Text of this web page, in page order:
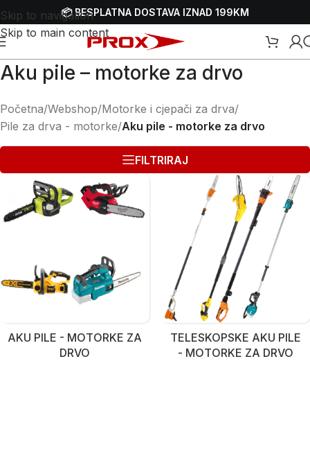
Skip to navigation
Skip to main content
📦 BESPLATNA DOSTAVA IZNAD 199KM
Aku pile – motorke za drvo
Početna/Webshop/Motorke i cjepači za drva/
Pile za drva - motorke/Aku pile - motorke za drvo
FILTRIRAJ
AKU PILE - MOTORKE ZA
DRVO
TELESKOPSKE AKU PILE
- MOTORKE ZA DRVO